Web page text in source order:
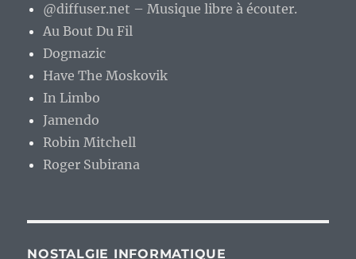
@diffuser.net – Musique libre à écouter.
Au Bout Du Fil
Dogmazic
Have The Moskovik
In Limbo
Jamendo
Robin Mitchell
Roger Subirana
NOSTALGIE INFORMATIQUE